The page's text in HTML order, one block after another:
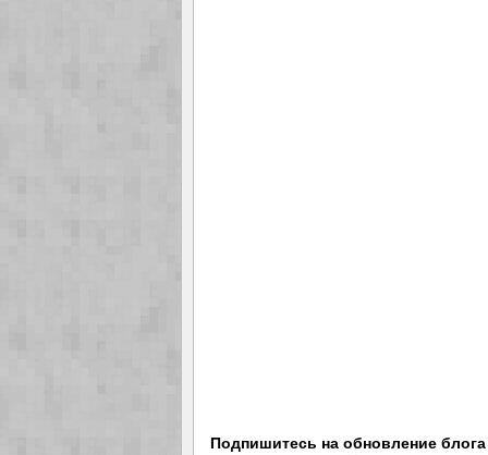
Подпишитесь на обновление блога